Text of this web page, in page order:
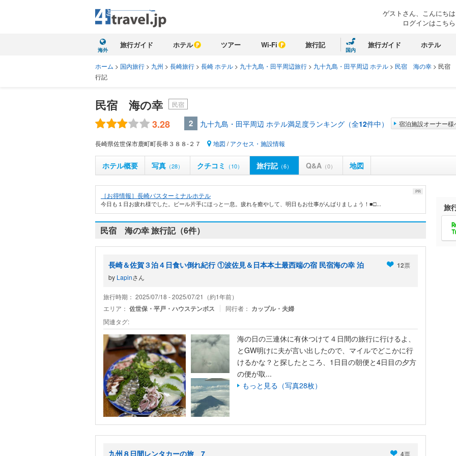
ゲストさん、こんにちは
ログインはこちら
海外
旅行ガイド ホテル ツアー Wi-Fi 旅行記
国内
旅行ガイド ホテル
ホーム > 国内旅行 > 九州 > 長崎旅行 > 長崎 ホテル > 九十九島・田平周辺旅行 > 九十九島・田平周辺 ホテル > 民宿 海の幸 > 民宿
行記
民宿 海の幸 民宿
3.28 2 九十九島・田平周辺 ホテル満足度ランキング（全12件中） 宿泊施設オーナー様
長崎県佐世保市鹿町町長串３８８-２７ 地図 /アクセス・施設情報
ホテル概要 写真 （28） クチコミ （10） 旅行記（6） Q&A （0） 地図
PR
［お得情報］長崎バスターミナルホテル
今日も１日お疲れ様でした。ビール片手にほっと一息。疲れを癒やして、明日もお仕事がんばりましょう！■□...
民宿 海の幸 旅行記（6件）
長崎＆佐賀３泊４日食い倒れ紀行 ①波佐見＆日本本土最西端の宿 民宿海の幸 泊 12票
by Lapinさん
旅行時期： 2025/07/18 - 2025/07/21（約1年前）
エリア： 佐世保・平戸・ハウステンボス 同行者： カップル・夫婦
関連タグ:
海の日の三連休に有休つけて４日間の旅行に行けるよ、
とGW明けに夫が言い出したので、マイルでどこかに行
けるかな？と探したところ、1日目の朝便と4日目の夕方
の便が取...
もっと見る（写真28枚）
九州８日間レンタカーの旅＿7 4票
旅